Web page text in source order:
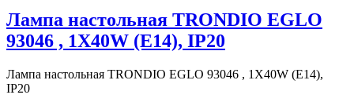
Лампа настольная TRONDIO EGLO
93046 , 1X40W (E14), IP20
Лампа настольная TRONDIO EGLO 93046 , 1X40W (E14),
IP20